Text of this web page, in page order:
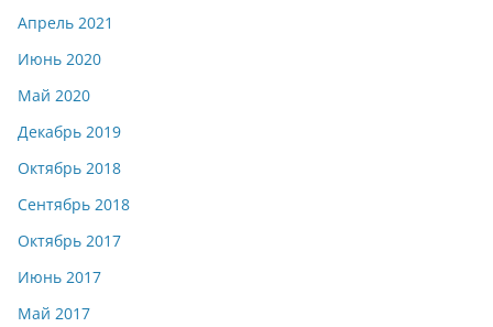
Апрель 2021
Июнь 2020
Май 2020
Декабрь 2019
Октябрь 2018
Сентябрь 2018
Октябрь 2017
Июнь 2017
Май 2017